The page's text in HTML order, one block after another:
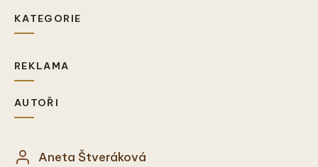
KATEGORIE
REKLAMA
AUTOŘI
Aneta Štveráková